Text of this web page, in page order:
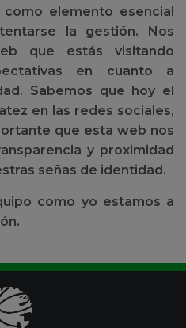
elemento esencial
la gestión. Nos
que estás visitando
en cuanto a
Sabemos que hoy el
en las redes sociales,
que esta web nos
y proximidad
señas de identidad.
como yo estamos a